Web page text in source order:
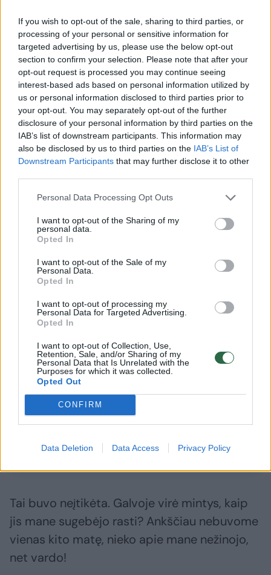
If you wish to opt-out of the sale, sharing to third parties, or
processing of your personal or sensitive information for
targeted advertising by us, please use the below opt-out
section to confirm your selection. Please note that after your
opt-out request is processed you may continue seeing
interest-based ads based on personal information utilized by
us or personal information disclosed to third parties prior to
your opt-out. You may separately opt-out of the further
disclosure of your personal information by third parties on the
IAB’s list of downstream participants. This information may
also be disclosed by us to third parties on the IAB’s List of
Downstream Participants that may further disclose it to other
Personal Data Processing Opt Outs
I want to opt-out of the Sharing of my
personal data.
Opted In
I want to opt-out of the Sale of my
Personal Data.
Opted In
I want to opt-out of processing my
Personal Data for Targeted Advertising.
Opted In
I want to opt-out of Collection, Use,
Retention, Sale, and/or Sharing of my
Personal Data that Is Unrelated with the
Purposes for which it was collected.
Opted Out
CONFIRM
Data Deletion Data Access Privacy Policy
gražios dienos.
Nuėjus į darbą dar kelias valandas galvojau
apie sutiktą nepažįstamąjį. Bet tuo viskas dar
nesibaigė. Po kelių valandų gavau pranešimą į
„Facebook“, mat gavau naują kvietimą
draugauti. Atsidariusi pranešimą pamačiau,
kad tai tas pats žmogus, kurį sutikau
troleibuse.
Susiję straipsniai
Mylimojo buvusiąją išvydo
ten, kur visai nesitikėjo: „Tai
vedė iš proto“
Tai buvo neįtikėta. Galvoje virė mintys, kaip
jis mane sugebėjo rasti? Ankščiau nebuvome
vienas kito matę, nieko apie mane nežinojo,
net vardo!